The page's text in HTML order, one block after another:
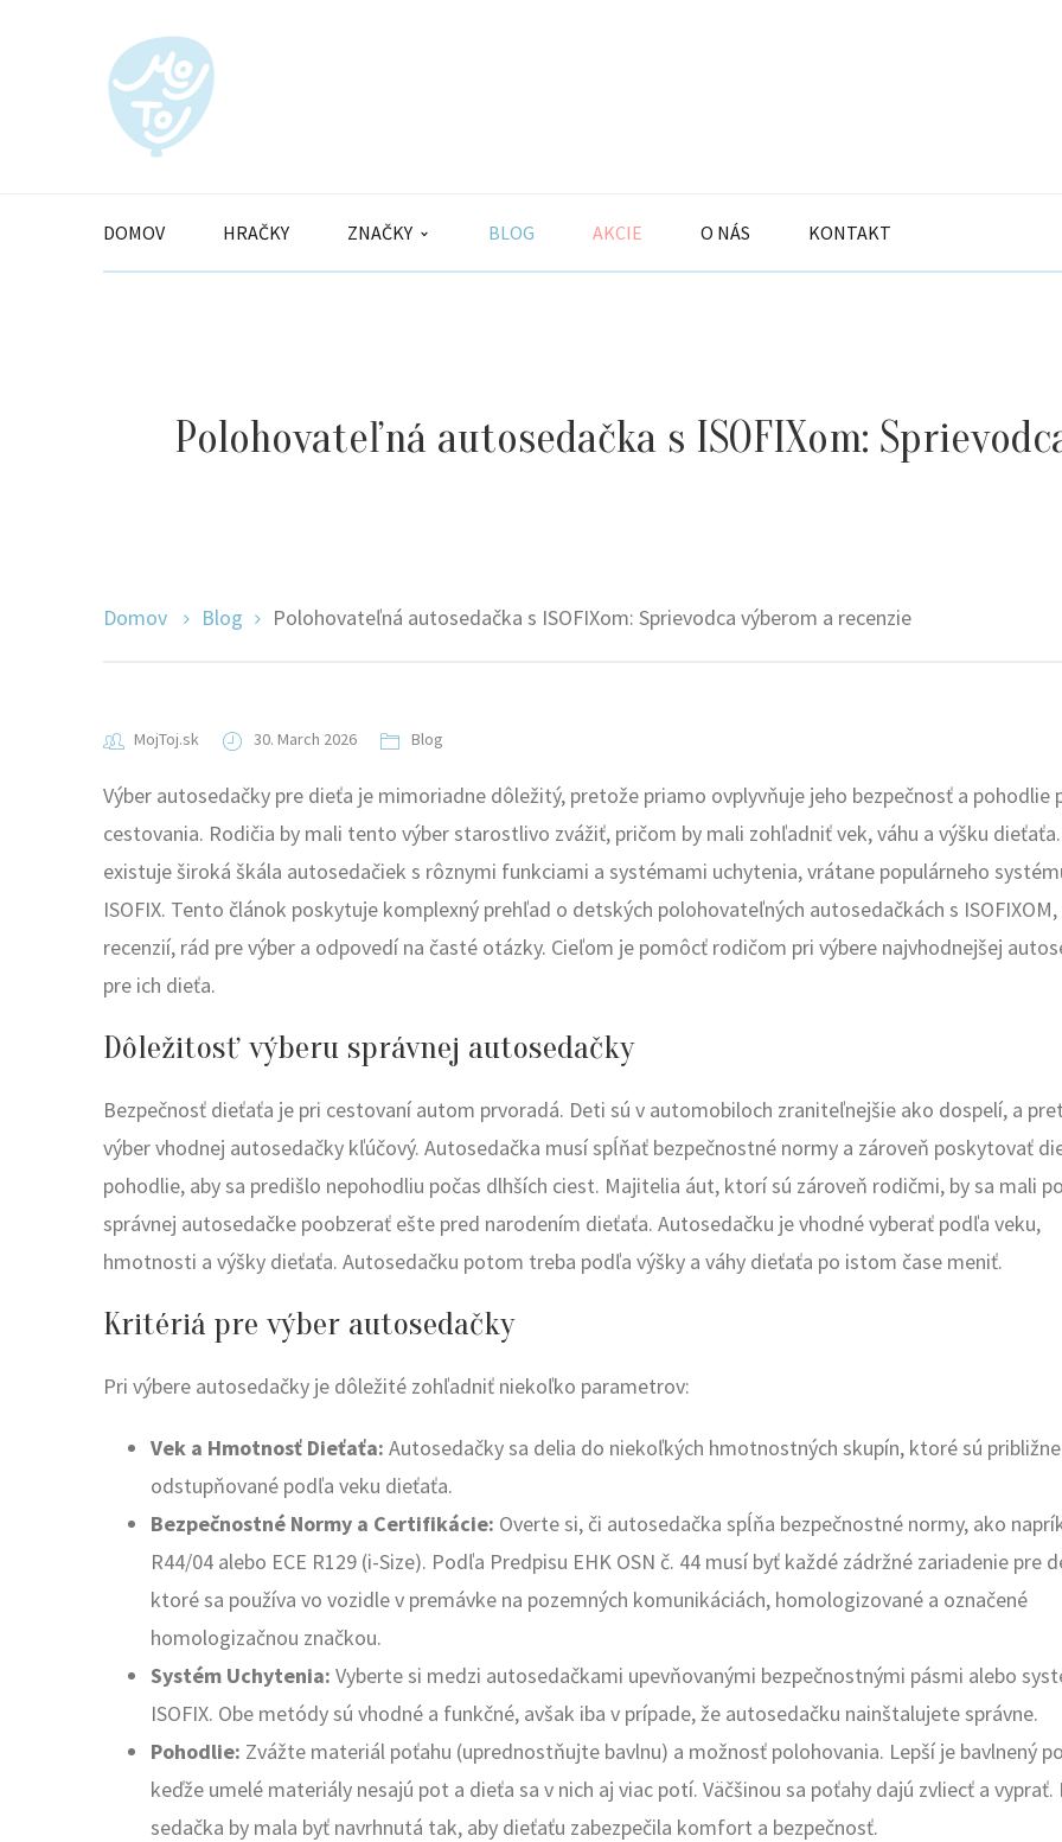
DOMOV HRAČKY ZNAČKY BLOG AKCIE O NÁS KONTAKT
Polohovateľná autosedačka s ISOFIXom:
Domov Blog Polohovateľná autosedačka s ISOFIXom: Sprievodca výberom a recenzie
MojToj.sk 30. March 2026 Blog
Výber autosedačky pre dieťa je mimoriadne dôležitý, pretože priamo ovplyvňuje jeho bezpečnosť a pohodlie
cestovania. Rodičia by mali tento výber starostlivo zvážiť, pričom by mali zohľadniť vek, váhu a výšku
existuje široká škála autosedačiek s rôznymi funkciami a systémami uchytenia, vrátane populárneho
ISOFIX. Tento článok poskytuje komplexný prehľad o detských polohovateľných autosedačkách s
recenzií, rád pre výber a odpovedí na časté otázky. Cieľom je pomôcť rodičom pri výbere najvhodnejšej
pre ich dieťa.
Dôležitosť výberu správnej autosedačky
Bezpečnosť dieťaťa je pri cestovaní autom prvoradá. Deti sú v automobiloch zraniteľnejšie ako dospelí, a
výber vhodnej autosedačky kľúčový. Autosedačka musí spĺňať bezpečnostné normy a zároveň poskytovať
pohodlie, aby sa predišlo nepohodliu počas dlhších ciest. Majitelia áut, ktorí sú zároveň rodičmi, by sa mali po
správnej autosedačke poobzerať ešte pred narodením dieťaťa. Autosedačku je vhodné vyberať podľa veku,
hmotnosti a výšky dieťaťa. Autosedačku potom treba podľa výšky a váhy dieťaťa po istom čase meniť.
Kritériá pre výber autosedačky
Pri výbere autosedačky je dôležité zohľadniť niekoľko parametrov:
Vek a Hmotnosť Dieťaťa: Autosedačky sa delia do niekoľkých hmotnostných skupín, ktoré sú približne
odstupňované podľa veku dieťaťa.
Bezpečnostné Normy a Certifikácie: Overte si, či autosedačka spĺňa bezpečnostné normy, ako
R44/04 alebo ECE R129 (i-Size). Podľa Predpisu EHK OSN č. 44 musí byť každé zádržné zariadenie pre
ktoré sa používa vo vozidle v premávke na pozemných komunikáciách, homologizované a označené
homologizačnou značkou.
Systém Uchytenia: Vyberte si medzi autosedačkami upevňovanými bezpečnostnými pásmi alebo
ISOFIX. Obe metódy sú vhodné a funkčné, avšak iba v prípade, že autosedačku nainštalujete správne.
Pohodlie: Zvážte materiál poťahu (uprednostňujte bavlnu) a možnosť polohovania. Lepší je bavlnený
keďže umelé materiály nesajú pot a dieťa sa v nich aj viac potí. Väčšinou sa poťahy dajú zvliecť a vyprať.
sedačka by mala byť navrhnutá tak, aby dieťaťu zabezpečila komfort a bezpečnosť.